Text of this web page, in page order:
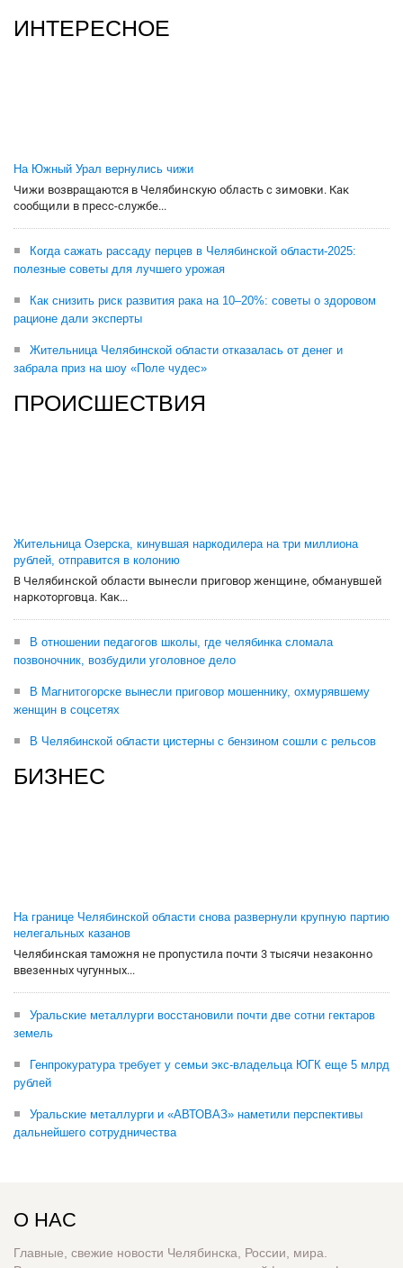
ИНТЕРЕСНОЕ
На Южный Урал вернулись чижи
Чижи возвращаются в Челябинскую область с зимовки. Как
сообщили в пресс-службе...
Когда сажать рассаду перцев в Челябинской области-2025:
полезные советы для лучшего урожая
Как снизить риск развития рака на 10–20%: советы о здоровом
рационе дали эксперты
Жительница Челябинской области отказалась от денег и
забрала приз на шоу «Поле чудес»
ПРОИСШЕСТВИЯ
Жительница Озерска, кинувшая наркодилера на три миллиона
рублей, отправится в колонию
В Челябинской области вынесли приговор женщине, обманувшей
наркоторговца. Как...
В отношении педагогов школы, где челябинка сломала
позвоночник, возбудили уголовное дело
В Магнитогорске вынесли приговор мошеннику, охмурявшему
женщин в соцсетях
В Челябинской области цистерны с бензином сошли с рельсов
БИЗНЕС
На границе Челябинской области снова развернули крупную партию
нелегальных казанов
Челябинская таможня не пропустила почти 3 тысячи незаконно
ввезенных чугунных...
Уральские металлурги восстановили почти две сотни гектаров
земель
Генпрокуратура требует у семьи экс-владельца ЮГК еще 5 млрд
рублей
Уральские металлурги и «АВТОВАЗ» наметили перспективы
дальнейшего сотрудничества
О НАС
Главные, свежие новости Челябинска, России, мира.